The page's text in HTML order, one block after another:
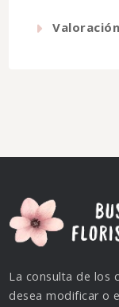
La consulta de los
desea modificar o